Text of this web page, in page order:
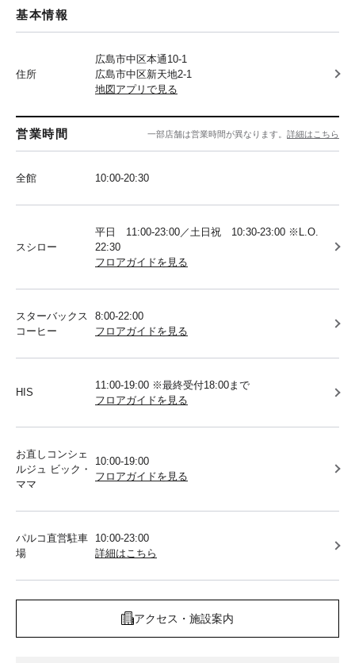
基本情報
住所
広島市中区本通10-1
広島市中区新天地2-1
地図アプリで見る
営業時間 一部店舗は営業時間が異なります。 詳細はこちら
全館 10:00-20:30
スシロー
平日 11:00-23:00／土日祝 10:30-23:00 ※L.O.
22:30
フロアガイドを見る
スターバックス
コーヒー
8:00-22:00
フロアガイドを見る
HIS
11:00-19:00 ※最終受付18:00まで
フロアガイドを見る
お直しコンシェ
ルジュ ビック・
ママ
10:00-19:00
フロアガイドを見る
パルコ直営駐車
場
10:00-23:00
詳細はこちら
アクセス・施設案内